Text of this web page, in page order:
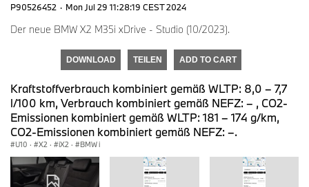
P90526452 · Mon Jul 29 11:28:19 CEST 2024
Der neue BMW X2 M35i xDrive - Studio (10/2023).
DOWNLOAD TEILEN ADD TO CART
Kraftstoffverbrauch kombiniert gemäß WLTP: 8,0 – 7,7
l/100 km, Verbrauch kombiniert gemäß NEFZ: – , CO2-
Emissionen kombiniert gemäß WLTP: 181 – 174 g/km,
CO2-Emissionen kombiniert gemäß NEFZ: –.
U10 · X2 · iX2 · BMW i